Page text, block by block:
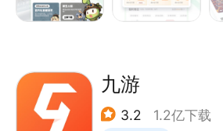
九游
3.2 1.2亿下载